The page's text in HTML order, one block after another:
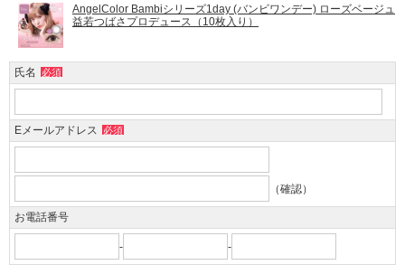
g
o
AngelColor Bambiシリーズ1day (バンビワンデー) ローズベージュ
益若つばさプロデュース（10枚入り）
氏名 必須
Eメールアドレス 必須
（確認）
お電話番号
- -